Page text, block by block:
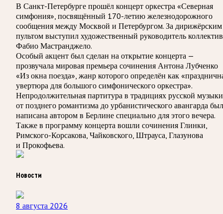
В Санкт-Петербурге прошёл концерт оркестра «Северная
симфония», посвящённый 170-летию железнодорожного
сообщения между Москвой и Петербургом. За дирижёрским
пультом выступил художественный руководитель
Фабио Мастранджело.
Особый акцент был сделан на открытие концерта —
прозвучала мировая премьера сочинения Антона Лубченко
«Из окна поезда», жанр которого определён как
увертюра для большого симфонического оркестра».
Непродолжительная партитура в традициях русской музыки
от позднего романтизма до урбанистического авангарда
написана автором в Берлине специально для этого вечера.
Также в программу концерта вошли сочинения Глинки,
Римского-Корсакова, Чайковского, Штрауса, Глазунова
и Прокофьева.
Новости
8 августа 2026